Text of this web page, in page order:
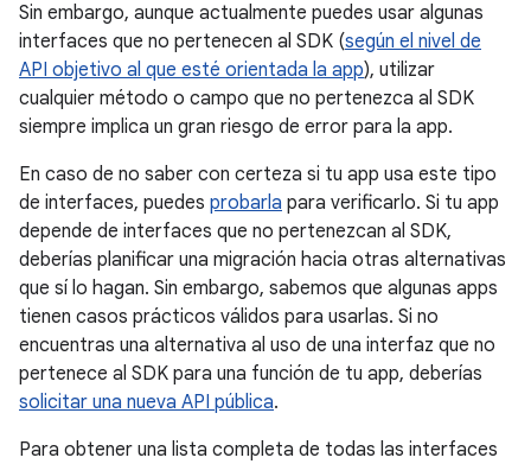
Sin embargo, aunque actualmente puedes usar algunas
interfaces que no pertenecen al SDK (según el nivel de
API objetivo al que esté orientada la app), utilizar
cualquier método o campo que no pertenezca al SDK
siempre implica un gran riesgo de error para la app.
En caso de no saber con certeza si tu app usa este tipo
de interfaces, puedes probarla para verificarlo. Si tu app
depende de interfaces que no pertenezcan al SDK,
deberías planificar una migración hacia otras alternativas
que sí lo hagan. Sin embargo, sabemos que algunas apps
tienen casos prácticos válidos para usarlas. Si no
encuentras una alternativa al uso de una interfaz que no
pertenece al SDK para una función de tu app, deberías
solicitar una nueva API pública.
Para obtener una lista completa de todas las interfaces